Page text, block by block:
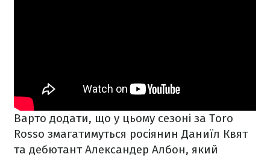
Варто додати, що у цьому сезоні за Toro
Rosso змагатимуться росіянин Даниїл Квят
та дебютант Александер Албон, який